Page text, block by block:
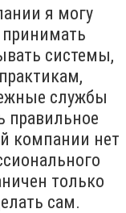
я могу
системы,
службы
правильное
компании нет
только
сам.